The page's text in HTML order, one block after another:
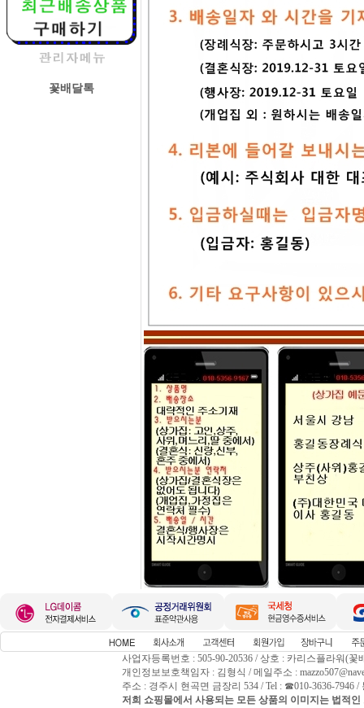
꽃배달톡
사업자등록번호 : 505-90-20536 / 상호 : 카리스플라워(꽃
개인정보보호책임자 : 김형식 / 메일주소 :
주소 : 경주시 현곡면 금장리 534 / Tel : ☎010-3636-7946
저희 쇼핑몰에서 사용되는 모든 상품의 이미지는 법적